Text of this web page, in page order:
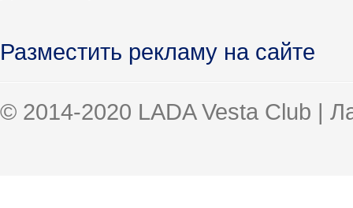
Разместить рекламу на сайте
© 2014-2020 LADA Vesta Club |